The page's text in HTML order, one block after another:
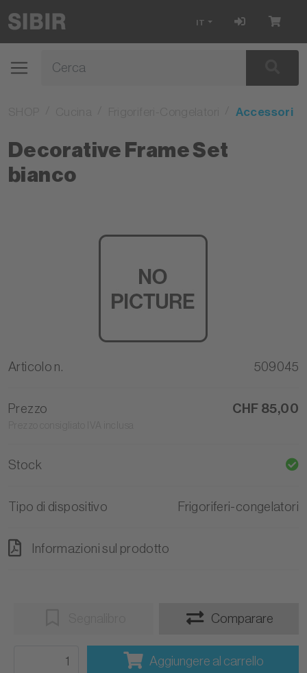
IT
Accessori
Decorative Frame Set
bianco
Articolo n. 509045
Prezzo CHF 85,00
Stock
Tipo di dispositivo Frigoriferi-congelatori
Informazioni sul prodotto
Comparare
Aggiungere al carrello